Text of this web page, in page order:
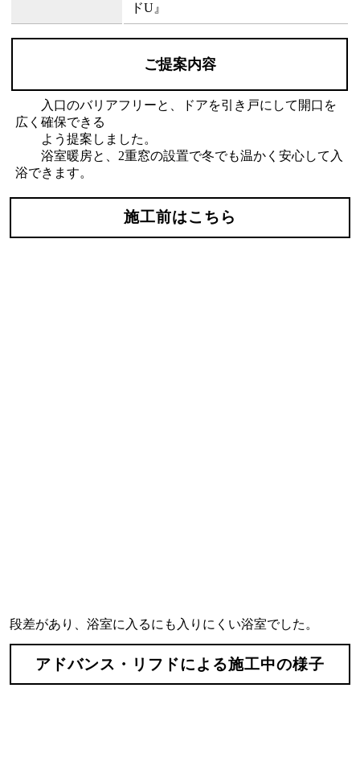
ドU』
ご提案内容
入口のバリアフリーと、ドアを引き戸にして開口を
広く確保できる
よう提案しました。
浴室暖房と、2重窓の設置で冬でも温かく安心して入
浴できます。
施工前はこちら
段差があり、浴室に入るにも入りにくい浴室でした。
アドバンス・リフドによる施工中の様子